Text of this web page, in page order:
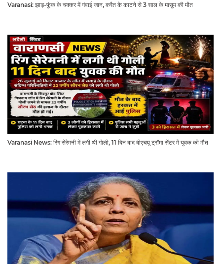
Varanasi: झाड़-फूंक के चक्कर में गंवाई जान, करैत के काटने से 3 साल के मासूम की मौत
Varanasi News: रिंग सेरेमनी में लगी थी गोली, 11 दिन बाद बीएचयू ट्रॉमा सेंटर में युवक की मौत